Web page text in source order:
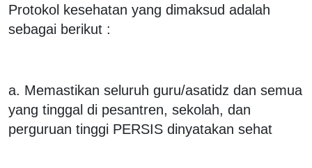
Protokol kesehatan yang dimaksud adalah
sebagai berikut :
a. Memastikan seluruh guru/asatidz dan semua
yang tinggal di pesantren, sekolah, dan
perguruan tinggi PERSIS dinyatakan sehat